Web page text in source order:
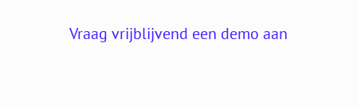
Vraag vrijblijvend een demo aan